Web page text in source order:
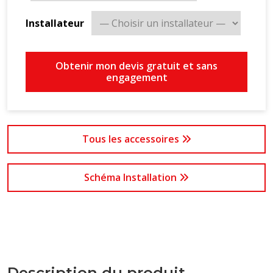
Installateur
Obtenir mon devis gratuit et sans
engagement
Tous les accessoires
Schéma Installation